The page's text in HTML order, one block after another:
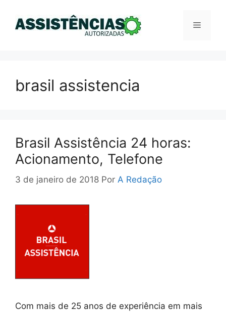
Menu
brasil assistencia
Brasil Assistência 24 horas:
Acionamento, Telefone
3 de janeiro de 2018 Por A Redação
Com mais de 25 anos de experiência em mais